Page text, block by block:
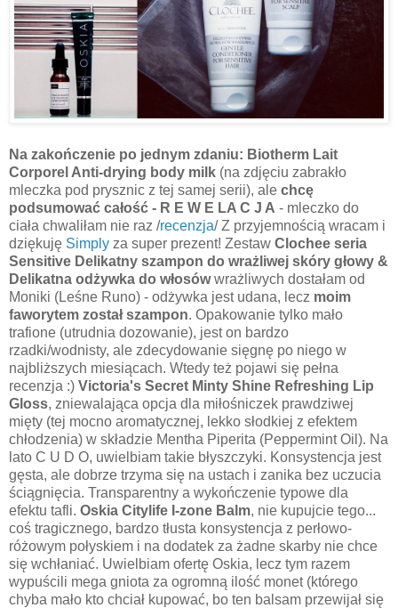
Na zakończenie po jednym zdaniu: Biotherm Lait
Corporel Anti-drying body milk (na zdjęciu zabrakło
mleczka pod prysznic z tej samej serii), ale chcę
podsumować całość - R E W E LA C J A - mleczko do
ciała chwaliłam nie raz /recenzja/ Z przyjemnością wracam i
dziękuję Simply za super prezent! Zestaw Clochee seria
Sensitive Delikatny szampon do wrażliwej skóry głowy &
Delikatna odżywka do włosówwrażliwych dostałam od
Moniki (Leśne Runo) - odżywka jest udana, lecz moim
faworytem został szampon. Opakowanie tylko mało
trafione (utrudnia dozowanie), jest on bardzo
rzadki/wodnisty, ale zdecydowanie sięgnę po niego w
najbliższych miesiącach. Wtedy też pojawi się pełna
recenzja :) Victoria's Secret Minty Shine Refreshing Lip
Gloss, zniewalająca opcja dla miłośniczek prawdziwej
mięty (tej mocno aromatycznej, lekko słodkiej z efektem
chłodzenia) w składzie Mentha Piperita (Peppermint Oil). Na
lato C U D O, uwielbiam takie błyszczyki. Konsystencja jest
gęsta, ale dobrze trzyma się na ustach i zanika bez uczucia
ściągnięcia. Transparentny a wykończenie typowe dla
efektu tafli. Oskia Citylife I-zone Balm, nie kupujcie tego...
coś tragicznego, bardzo tłusta konsystencja z perłowo-
różowym połyskiem i na dodatek za żadne skarby nie chce
się wchłaniać. Uwielbiam ofertę Oskia, lecz tym razem
wypuścili mega gniota za ogromną ilość monet (którego
chyba mało kto chciał kupować, bo ten balsam przewijał się